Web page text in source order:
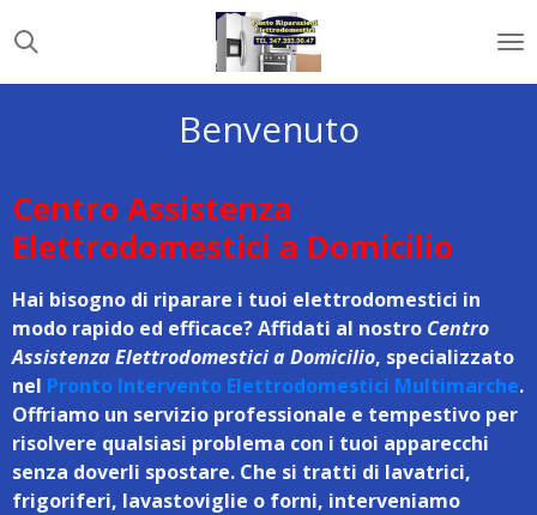
al
contenuto
Benvenuto
Centro Assistenza
Elettrodomestici a Domicilio
Hai bisogno di riparare i tuoi elettrodomestici in
modo rapido ed efficace? Affidati al nostro Centro
Assistenza Elettrodomestici a Domicilio, specializzato
nel Pronto Intervento Elettrodomestici Multimarche.
Offriamo un servizio professionale e tempestivo per
risolvere qualsiasi problema con i tuoi apparecchi
senza doverli spostare. Che si tratti di lavatrici,
frigoriferi, lavastoviglie o forni, interveniamo